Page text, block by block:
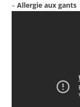
– Allergie aux gants